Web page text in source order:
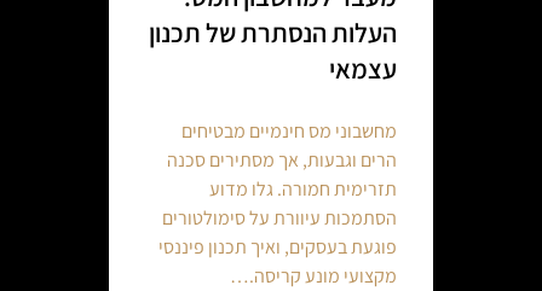
העלות הנסתרת של תכנון
עצמאי
מחשבוני מס חינמיים מבטיחים
הרים וגבעות, אך מסתירים סכנה
תזרימית חמורה. גלו מדוע
הסתמכות עיוורת על סימולטורים
פוגעת בעסקים, ואיך תכנון פיננסי
מקצועי מונע קריסה.…